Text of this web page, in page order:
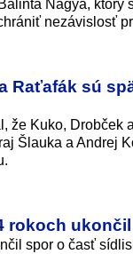
Nagya,
nezávislosť
Raťafák sú
že Kuko,
Šlauka a Andrej
rokoch
spor o časť